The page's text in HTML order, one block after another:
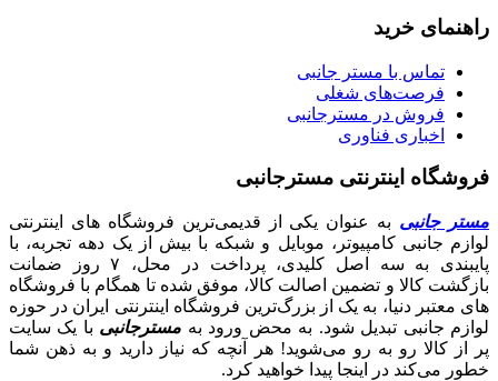
راهنمای خرید
تماس با مستر جانبی
فرصت‌های شغلی
فروش در مسترجانبی
اخباری فناوری
فروشگاه اینترنتی مسترجانبی
مستر جانبی به عنوان یکی از قدیمی‌ترین فروشگاه های اینترنتی
لوازم جانبی کامپیوتر، موبایل و شبکه با بیش از یک دهه تجربه، با
پایبندی به سه اصل کلیدی، پرداخت در محل، ۷ روز ضمانت
بازگشت کالا و تضمین اصالت کالا، موفق شده تا همگام با فروشگاه‌
های معتبر دنیا، به یک از بزرگ‌ترین فروشگاه اینترنتی ایران در حوزه
لوازم جانبی تبدیل شود. به محض ورود به مسترجانبی با یک سایت
پر از کالا رو به رو می‌شوید! هر آنچه که نیاز دارید و به ذهن شما
خطور می‌کند در اینجا پیدا خواهید کرد.